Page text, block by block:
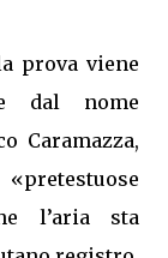
prova viene
dal nome
Caramazza,
l’aria sta